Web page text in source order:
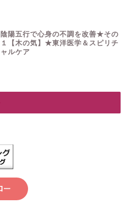
陰陽五行で心身の不調を改善★その
１【木の気】★東洋医学＆スピリチ
ャルケア